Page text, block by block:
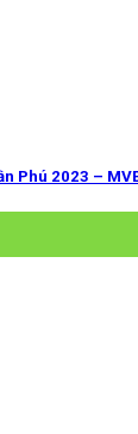
Phú 2023 –